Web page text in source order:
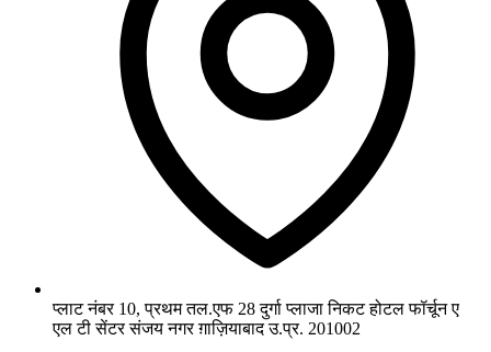
प्लाट नंबर 10, प्रथम तल.एफ 28 दुर्गा प्लाजा निकट होटल फॉर्चून ए
एल टी सेंटर संजय नगर ग़ाज़ियाबाद उ.प्र. 201002